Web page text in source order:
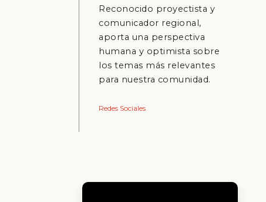
Reconocido proyectista y
comunicador regional,
aporta una perspectiva
humana y optimista sobre
los temas más relevantes
para nuestra comunidad.
Redes Sociales